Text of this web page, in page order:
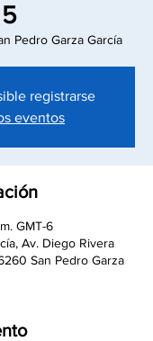
5
Pedro Garza García
registrarse
eventos
GMT-6
Av. Diego Rivera
San Pedro Garza